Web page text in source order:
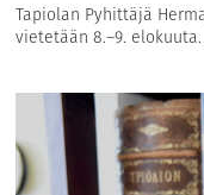
Tapiolan Pyhittäjä
vietetään 8.–9. elokuuta.